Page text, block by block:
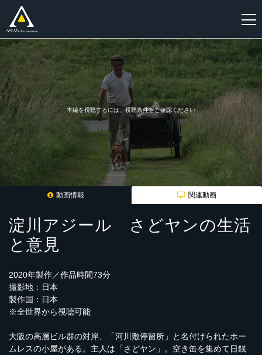
新
規
登
録
本編を視聴するには、視聴条件をご確認ください
動画情報 関連動画
淀川アジール さどヤンの生活
と意見
2020年製作／作品時間73分
撮影地：日本
製作国：日本
※全世界から視聴可能
大阪の高層ビル群の対岸、「河川敷停留所」と名付けられたホー
ムレスの小屋がある。主人は「さどヤン」。空き缶を集めて日銭